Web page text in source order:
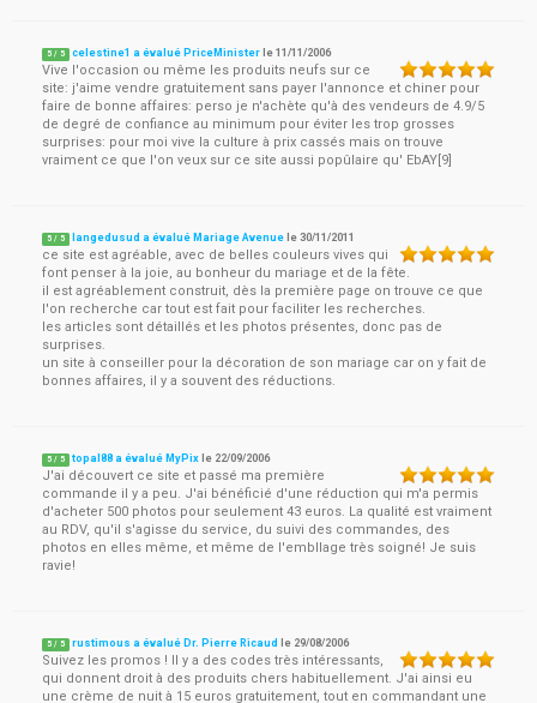
5 / 5 celestine1 a évalué PriceMinister le11/11/2006
Vive l'occasion ou même les produits neufs sur ce
site: j'aime vendre gratuitement sans payer l'annonce et chiner pour
faire de bonne affaires: perso je n'achète qu'à des vendeurs de 4.9/5
de degré de confiance au minimum pour éviter les trop grosses
surprises: pour moi vive la culture à prix cassés mais on trouve
vraiment ce que l'on veux sur ce site aussi popûlaire qu' EbAY[9]
5 / 5 langedusud a évalué Mariage Avenue le30/11/2011
ce site est agréable, avec de belles couleurs vives qui
font penser à la joie, au bonheur du mariage et de la fête.
il est agréablement construit, dès la première page on trouve ce que
l'on recherche car tout est fait pour faciliter les recherches.
les articles sont détaillés et les photos présentes, donc pas de
surprises.
un site à conseiller pour la décoration de son mariage car on y fait de
bonnes affaires, il y a souvent des réductions.
5 / 5 topal88 a évalué MyPix le 22/09/2006
J'ai découvert ce site et passé ma première
commande il y a peu. J'ai bénéficié d'une réduction qui m'a permis
d'acheter 500 photos pour seulement 43 euros. La qualité est vraiment
au RDV, qu'il s'agisse du service, du suivi des commandes, des
photos en elles même, et même de l'embllage très soigné! Je suis
ravie!
5 / 5 rustimous a évalué Dr. Pierre Ricaud le 29/08/2006
Suivez les promos ! Il y a des codes très intéressants,
qui donnent droit à des produits chers habituellement. J'ai ainsi eu
une crème de nuit à 15 euros gratuitement, tout en commandant une